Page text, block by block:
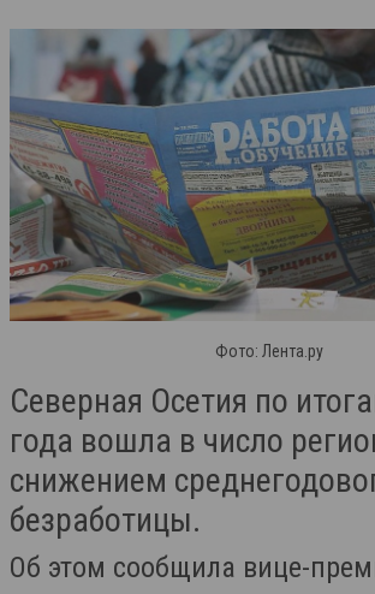
Фото: Лента.ру
Северная Осетия по
года вошла в число
снижением
безработицы.
Об этом сообщила вице-